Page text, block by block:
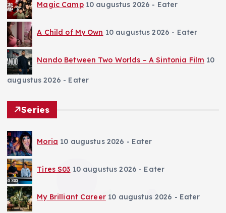
Magic Camp 10 augustus 2026 - Eater
A Child of My Own 10 augustus 2026 - Eater
Nando Between Two Worlds – A Sintonia Film 10
augustus 2026 - Eater
Series
Moria 10 augustus 2026 - Eater
Tires S03 10 augustus 2026 - Eater
My Brilliant Career 10 augustus 2026 - Eater